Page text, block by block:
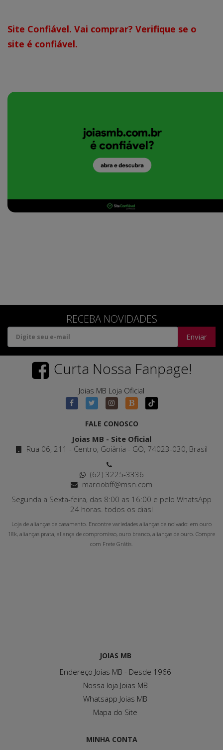
Site Confiável. Vai comprar? Verifique se o
site é confiável.
RECEBA NOVIDADES
Enviar
Curta Nossa Fanpage!
Joias MB Loja Oficial
JOIAS MB
Endereço Joias MB - Desde 1966
Nossa loja Joias MB
Whatsapp Joias MB
Mapa do Site
MINHA CONTA
FALE CONOSCO
Joias MB - Site Oficial
Rua 06, 211 - Centro, Goiânia - GO, 74023-030, Brasil
(62) 3225-3336
marciobff@msn.com
Segunda a Sexta-feira, das 8:00 as 16:00 e pelo WhatsApp
24 horas. todos os dias!
Loja de alianças de casamento. Encontre variedades alianças de noivado: em ouro
18k, alianças prata, aliança de compromisso, ouro branco, alianças de ouro. Compre
com Frete Grátis.